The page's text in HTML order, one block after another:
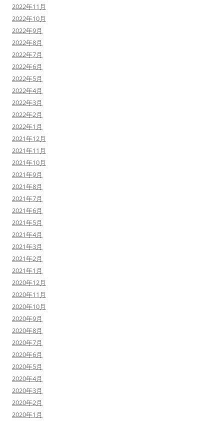
2022年11月
2022年10月
2022年9月
2022年8月
2022年7月
2022年6月
2022年5月
2022年4月
2022年3月
2022年2月
2022年1月
2021年12月
2021年11月
2021年10月
2021年9月
2021年8月
2021年7月
2021年6月
2021年5月
2021年4月
2021年3月
2021年2月
2021年1月
2020年12月
2020年11月
2020年10月
2020年9月
2020年8月
2020年7月
2020年6月
2020年5月
2020年4月
2020年3月
2020年2月
2020年1月